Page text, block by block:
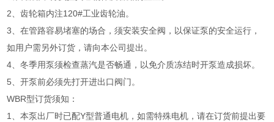
2、齿轮箱内注120#工业齿轮油。
3、在管路容易堵塞的场合，须安装安全阀，以保证泵的安全运行，
如用户需另外订货，请向本公司提出。
4、冬季用泵须检查蒸汽是否畅通，以免介质冻结时开泵造成损坏。
5、开泵前必须先打开进出口阀门。
WBR型订货须知：
1、本泵出厂时已配Y型普通电机，如需特殊电机，请在订货前提出要